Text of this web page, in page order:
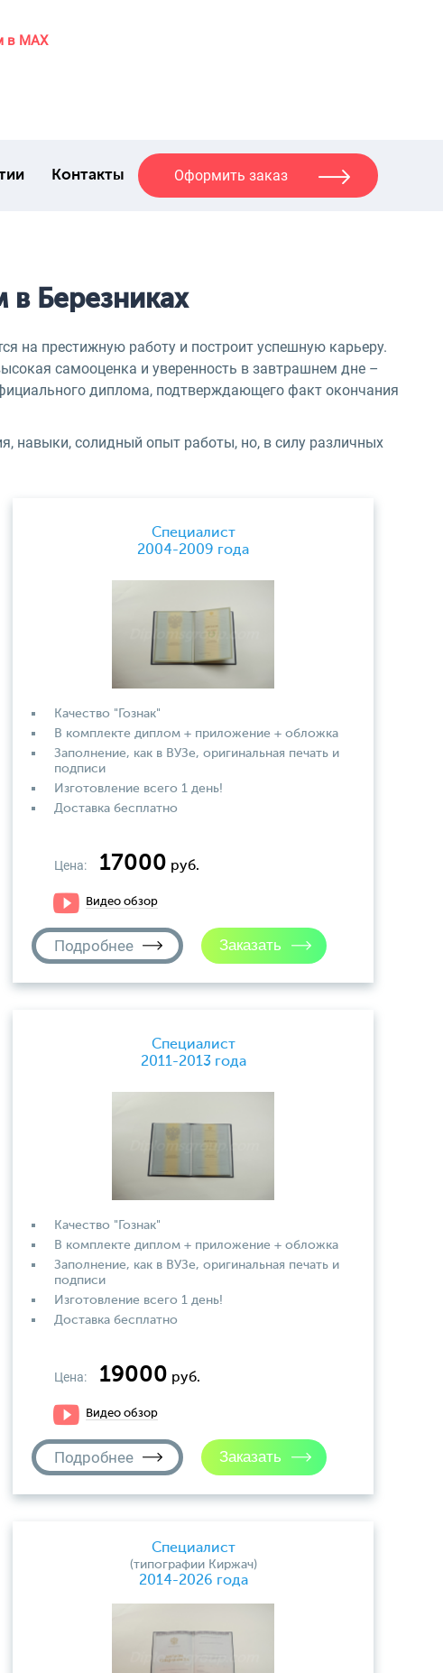
в MAX
Контакты Оформить заказ
в Березниках
на престижную работу и построит успешную карьеру.
самооценка и уверенность в завтрашнем дне –
диплома, подтверждающего факт окончания
навыки, солидный опыт работы, но, в силу различных
Специалист
2004-2009 года
Качество "Гознак"
В комплекте диплом + приложение + обложка
Заполнение, как в ВУЗе, оригинальная печать и
подписи
Изготовление всего 1 день!
Доставка бесплатно
Цена: 17000 руб.
Видео обзор
Подробнее
Специалист
2011-2013 года
Качество "Гознак"
В комплекте диплом + приложение + обложка
Заполнение, как в ВУЗе, оригинальная печать и
подписи
Изготовление всего 1 день!
Доставка бесплатно
Цена: 19000 руб.
Видео обзор
Подробнее
Специалист
(типографии Киржач)
2014-2026 года